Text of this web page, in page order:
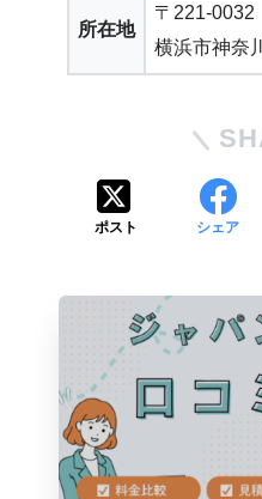
所在地
〒221-0032
横浜市神奈
ポスト シェア